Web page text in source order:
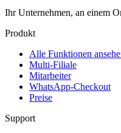
Ihr Unternehmen, an einem
Produkt
Alle Funktionen
Multi-Filiale
Mitarbeiter
WhatsApp-Checkout
Preise
Support